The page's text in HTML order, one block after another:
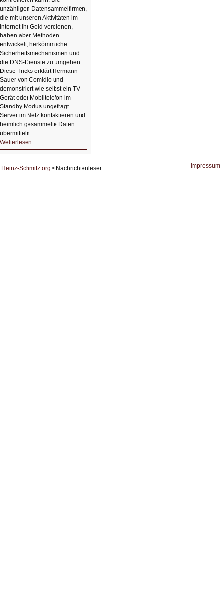
unzähligen Datensammelfirmen,
die mit unseren Aktivitäten im
Internet ihr Geld verdienen,
haben aber Methoden
entwickelt, herkömmliche
Sicherheitsmechanismen und
die DNS-Dienste zu umgehen.
Diese Tricks erklärt Hermann
Sauer von Comidio und
demonstriert wie selbst ein TV-
Gerät oder Mobiltelefon im
Standby Modus ungefragt
Server im Netz kontaktieren und
heimlich gesammelte Daten
übermitteln.
Weiterlesen …
DNS
Heinz-Schmitz.org
Nachrichtenleser Impressum